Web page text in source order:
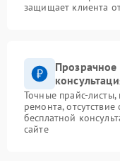
защищает клиента
Прозрачное
Точные прайс-
ремонта,
бесплатной
сайте